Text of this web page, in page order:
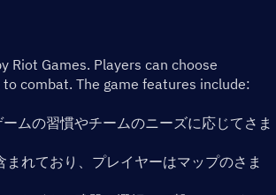
Riot Games. Players can choose
combat. The game features include:
ムの習慣やチームのニーズに応じてさま
れており、プレイヤーはマップのさま